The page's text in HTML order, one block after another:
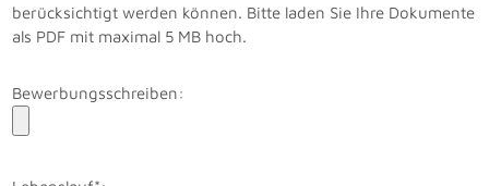
berücksichtigt werden können. Bitte laden Sie Ihre Dokumente
als PDF mit maximal 5 MB hoch.
Bewerbungsschreiben: